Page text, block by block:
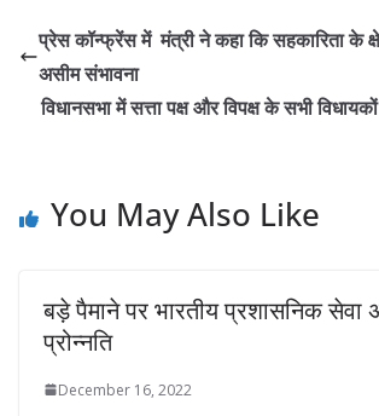
प्रेस कॉन्फ्रेंस में मंत्री ने कहा कि सहकारिता के
असीम संभावना
विधानसभा में सत्ता पक्ष और विपक्ष के सभी
You May Also Like
बड़े पैमाने पर भारतीय प्रशासनिक सेवा
प्रोन्नति
December 16, 2022